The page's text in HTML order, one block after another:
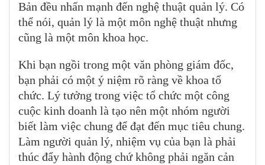
Bản đều nhấn mạnh đến nghệ thuật quản lý. Có
thể nói, quản lý là một môn nghệ thuật nhưng
cũng là một môn khoa học.
Khi bạn ngồi trong một văn phòng giám đốc,
bạn phải có một ý niệm rõ ràng về khoa tổ
chức. Lý tưởng trong việc tổ chức một công
cuộc kinh doanh là tạo nên một nhóm người
biết làm việc chung để đạt đến mục tiêu chung.
Làm người quản lý, nhiệm vụ của bạn là phải
thúc đẩy hành động chứ không phải ngăn cản